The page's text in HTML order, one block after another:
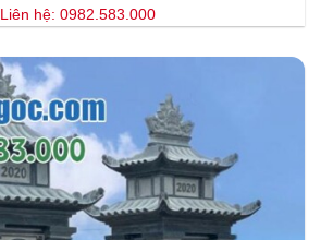
Liên hệ: 0982.583.000